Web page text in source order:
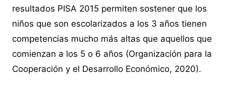
resultados PISA 2015 permiten sostener que los
niños que son escolarizados a los 3 años tienen
competencias mucho más altas que aquellos que
comienzan a los 5 o 6 años (Organización para la
Cooperación y el Desarrollo Económico, 2020).